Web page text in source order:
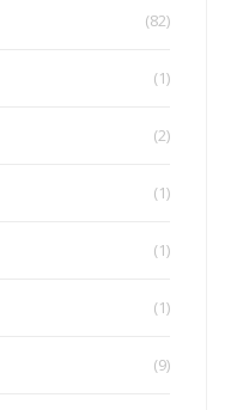
(82)
(1)
(2)
(1)
(1)
(1)
(9)